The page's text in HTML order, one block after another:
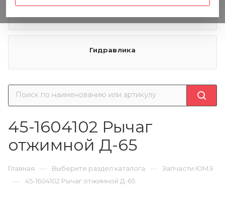
Гидравлика
45-1604102 Рычаг
отжимной Д-65
Главная — Выберите раздел каталога — Запчасти ЮМЗ
— 45-1604102 Рычаг отжимной Д-65